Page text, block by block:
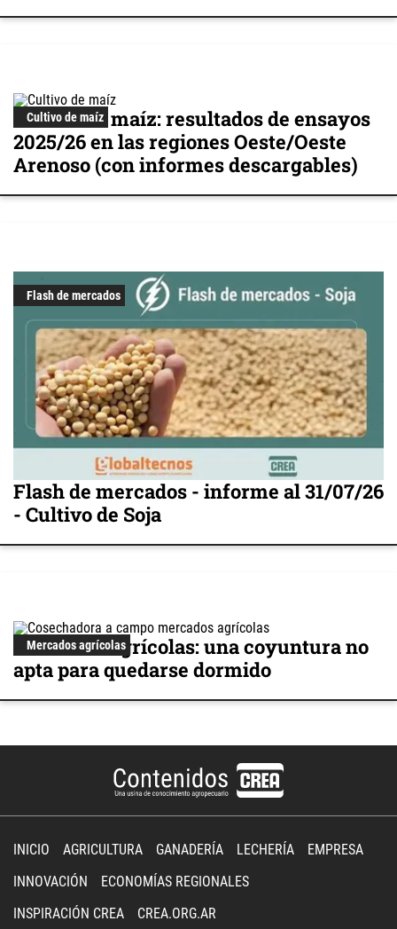
Cultivo de maíz
Cultivo de maíz: resultados de ensayos
2025/26 en las regiones Oeste/Oeste
Arenoso (con informes descargables)
Flash de mercados
Flash de mercados - informe al 31/07/26
- Cultivo de Soja
Mercados agrícolas
Mercados agrícolas: una coyuntura no
apta para quedarse dormido
INICIO AGRICULTURA GANADERÍA LECHERÍA
EMPRESA
INNOVACIÓN
ECONOMÍAS REGIONALES
INSPIRACIÓN CREA
CREA.ORG.AR